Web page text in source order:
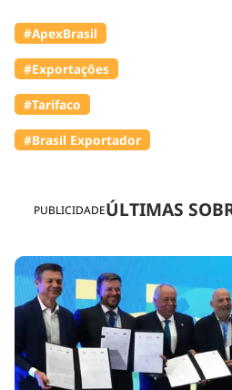
PUBLICIDADEÚLTIMAS
#ApexBrasil
#Exportações
#Tarifaco
#Brasil Exportador